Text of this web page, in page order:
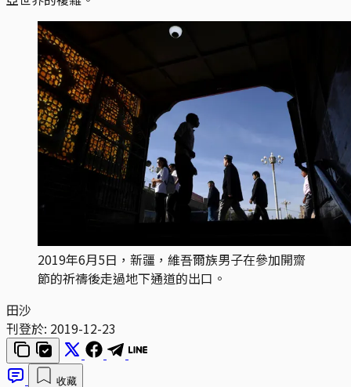
2019年6月5日，新疆，維吾爾族男子在參加開齋
節的祈禱後走過地下通道的出口。
田沙
刊登於: 2019-12-23
收藏